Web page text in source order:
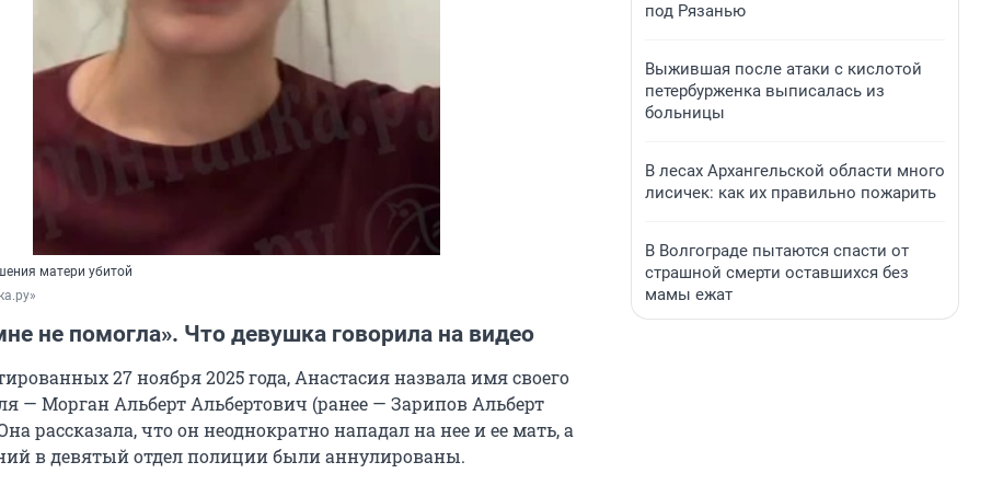
матери убитой
не помогла». Что девушка говорила на видео
27 ноября 2025 года, Анастасия назвала имя своего
— Морган Альберт Альбертович (ранее — Зарипов Альберт
рассказала, что он неоднократно нападал на нее и ее мать, а
в девятый отдел полиции были аннулированы.
под Рязанью
Выжившая после атаки с кислотой
петербурженка выписалась из
больницы
В лесах Архангельской области много
лисичек: как их правильно пожарить
В Волгограде пытаются спасти от
страшной смерти оставшихся без
мамы ежат